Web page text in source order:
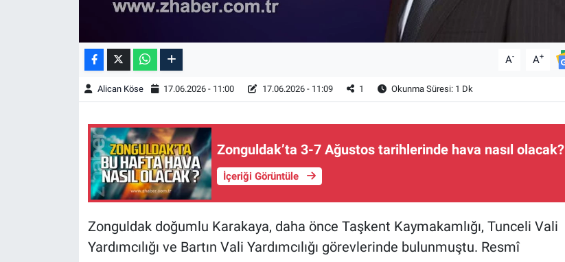
A- A+
Alican Köse 17.06.2026 - 11:00 17.06.2026 - 11:09 1 Okunma Süresi: 1 Dk
Zonguldak’ta 3-7 Ağustos tarihlerinde hava nasıl olacak?
İçeriği Görüntüle
Zonguldak doğumlu Karakaya, daha önce Taşkent Kaymakamlığı, Tunceli Vali
Yardımcılığı ve Bartın Vali Yardımcılığı görevlerinde bulunmuştu. Resmî